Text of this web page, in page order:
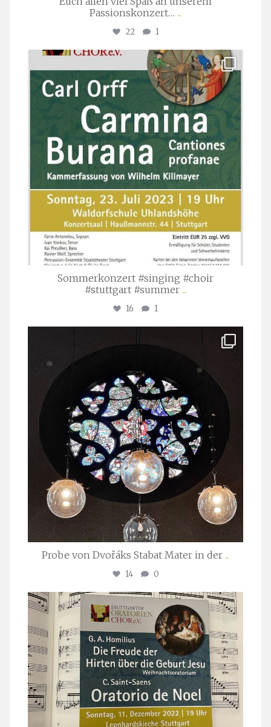
Passionskonzert… ...
22 1
stuttgarter_oratorienchor
Juli 22
Sommerkonzert #singing #choir
#stuttgart #summer ...
16 1
Apr. 1
Probe von Dvořáks Stabat Mater in der ...
14 0
stuttgarter_oratorienchor
Nov. 29